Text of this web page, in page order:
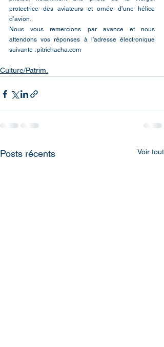
protectrice des aviateurs et ornée d’une hélice
d’avion.
Nous vous remercions par avance et nous
attendons vos réponses à l'adresse électronique
suivante : pitrichacha.com
Culture/Patrim.
Posts récents Voir tout